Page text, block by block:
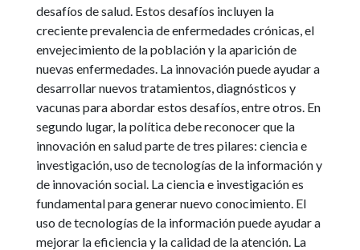
desafíos de salud. Estos desafíos incluyen la
creciente prevalencia de enfermedades crónicas, el
envejecimiento de la población y la aparición de
nuevas enfermedades. La innovación puede ayudar a
desarrollar nuevos tratamientos, diagnósticos y
vacunas para abordar estos desafíos, entre otros. En
segundo lugar, la política debe reconocer que la
innovación en salud parte de tres pilares: ciencia e
investigación, uso de tecnologías de la información y
de innovación social. La ciencia e investigación es
fundamental para generar nuevo conocimiento. El
uso de tecnologías de la información puede ayudar a
mejorar la eficiencia y la calidad de la atención. La